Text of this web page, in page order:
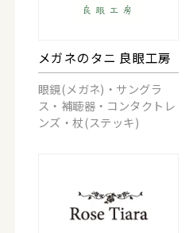
メガネのタニ 良眼工房
眼鏡(メガネ)・サングラ
ス・補聴器・コンタクトレ
ンズ・杖(ステッキ)